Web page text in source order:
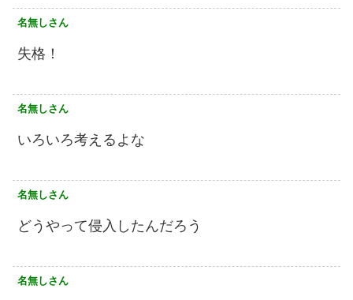
名無しさん
失格！
名無しさん
いろいろ考えるよな
名無しさん
どうやって侵入したんだろう
名無しさん